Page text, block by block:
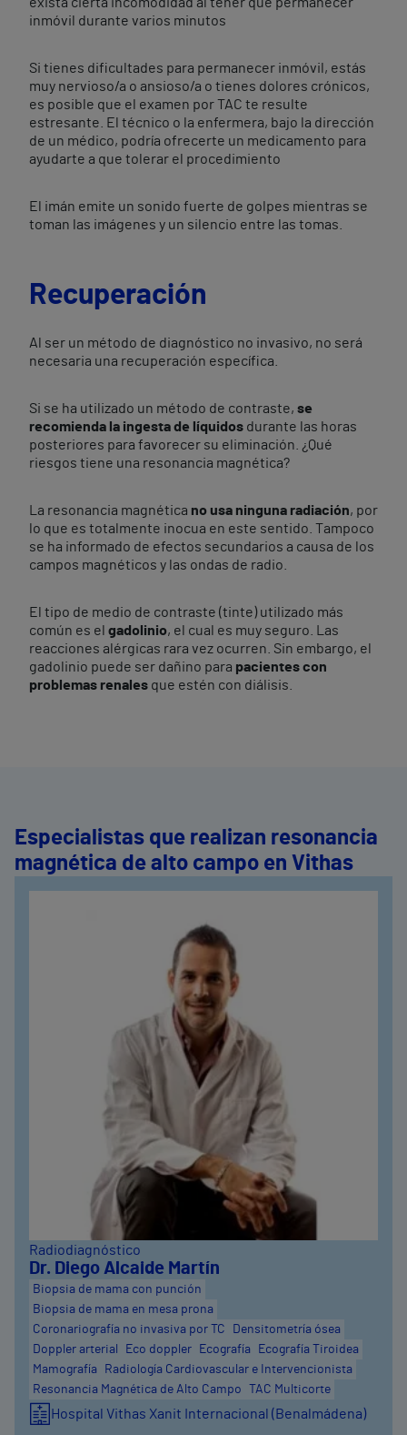
inmóvil durante varios minutos
Si tienes dificultades para permanecer inmóvil, estás
muy nervioso/a o ansioso/a o tienes dolores crónicos,
es posible que el examen por TAC te resulte
estresante. El técnico o la enfermera, bajo la dirección
de un médico, podría ofrecerte un medicamento para
ayudarte a que tolerar el procedimiento
El imán emite un sonido fuerte de golpes mientras se
toman las imágenes y un silencio entre las tomas.
Recuperación
Al ser un método de diagnóstico no invasivo, no será
necesaria una recuperación específica.
Si se ha utilizado un método de contraste, se
recomienda la ingesta de líquidos durante las horas
posteriores para favorecer su eliminación. ¿Qué
riesgos tiene una resonancia magnética?
La resonancia magnética no usa ninguna radiación, por
lo que es totalmente inocua en este sentido. Tampoco
se ha informado de efectos secundarios a causa de los
campos magnéticos y las ondas de radio.
El tipo de medio de contraste (tinte) utilizado más
común es el gadolinio, el cual es muy seguro. Las
reacciones alérgicas rara vez ocurren. Sin embargo, el
gadolinio puede ser dañino para pacientes con
problemas renales que estén con diálisis.
Especialistas que realizan resonancia
magnética de alto campo en Vithas
Radiodiagnóstico
Dr. Diego Alcaide Martín
Biopsia de mama con punción
Biopsia de mama en mesa prona
Coronariografía no invasiva por TC
Densitometría ósea
Doppler arterial
Eco doppler Ecografía
Ecografía Tiroidea
Mamografía
Radiología Cardiovascular e Intervencionista
Resonancia Magnética de Alto Campo
TAC Multicorte
Hospital Vithas Xanit Internacional (Benalmádena)